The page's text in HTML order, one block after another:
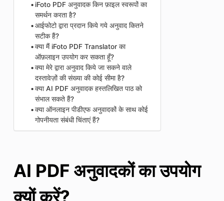
iFoto PDF अनुवादक किन फ़ाइल स्वरूपों का
समर्थन करता है?
आईफोटो द्वारा प्रदान किये गये अनुवाद कितने
सटीक हैं?
क्या मैं iFoto PDF Translator का
ऑफ़लाइन उपयोग कर सकता हूँ?
क्या मेरे द्वारा अनुवाद किये जा सकने वाले
दस्तावेज़ों की संख्या की कोई सीमा है?
क्या AI PDF अनुवादक हस्तलिखित पाठ को
संभाल सकते हैं?
क्या ऑनलाइन पीडीएफ अनुवादकों के साथ कोई
गोपनीयता संबंधी चिंताएं हैं?
AI PDF अनुवादकों का उपयोग
क्यों करें?